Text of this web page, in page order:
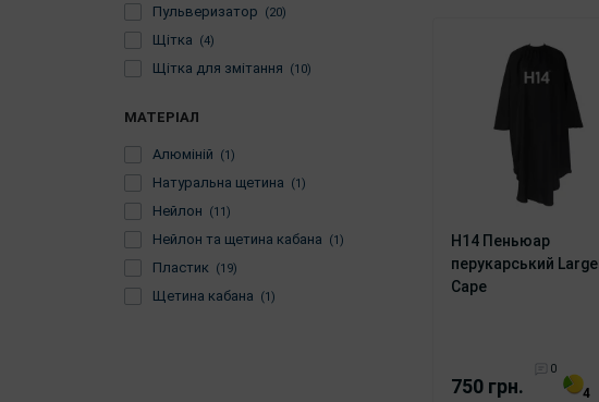
Пульверизатор (20)
Щітка (4)
Щітка для змітання (10)
МАТЕРІАЛ
Алюміній (1)
Натуральна щетина (1)
Нейлон (11)
Нейлон та щетина кабана (1)
Пластик (19)
Щетина кабана (1)
H14 Пеньюар
перукарський Large
Cape
0
4
750 грн.